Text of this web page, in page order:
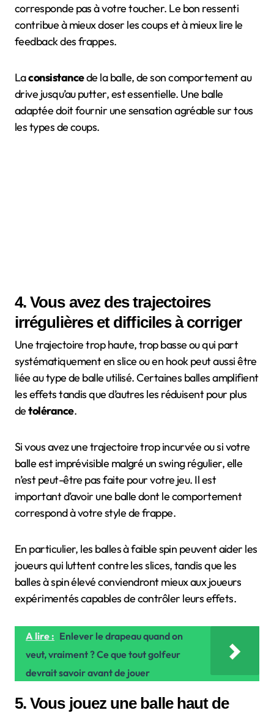
corresponde pas à votre toucher. Le bon ressenti
contribue à mieux doser les coups et à mieux lire le
feedback des frappes.
Laconsistancede la balle, de son comportement au
drive jusqu’au putter, est essentielle. Une balle
adaptée doit fournir une sensation agréable sur tous
les types de coups.
4. Vous avez des trajectoires
irrégulières et difficiles à corriger
Une trajectoire trop haute, trop basse ou qui part
systématiquement en slice ou en hook peut aussi être
liée au type de balle utilisé. Certaines balles amplifient
les effets tandis que d’autres les réduisent pour plus
detolérance.
Si vous avez une trajectoire trop incurvée ou si votre
balle est imprévisible malgré un swing régulier, elle
n’est peut-être pas faite pour votre jeu. Il est
important d’avoir une balle dont le comportement
correspond à votre style de frappe.
En particulier, les balles à faible spin peuvent aider les
joueurs qui luttent contre les slices, tandis que les
balles à spin élevé conviendront mieux aux joueurs
expérimentés capables de contrôler leurs effets.
A lire : Enlever le drapeau quand on
veut, vraiment ? Ce que tout golfeur
devrait savoir avant de jouer
5. Vous jouez une balle haut de